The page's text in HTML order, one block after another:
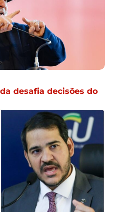
desafia decisões do